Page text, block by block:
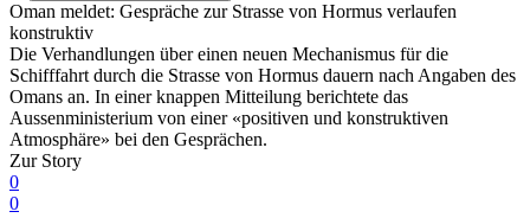
Oman meldet: Gespräche zur Strasse von Hormus verlaufen
konstruktiv
Die Verhandlungen über einen neuen Mechanismus für die
Schifffahrt durch die Strasse von Hormus dauern nach Angaben des
Omans an. In einer knappen Mitteilung berichtete das
Aussenministerium von einer «positiven und konstruktiven
Atmosphäre» bei den Gesprächen.
Zur Story
0
0